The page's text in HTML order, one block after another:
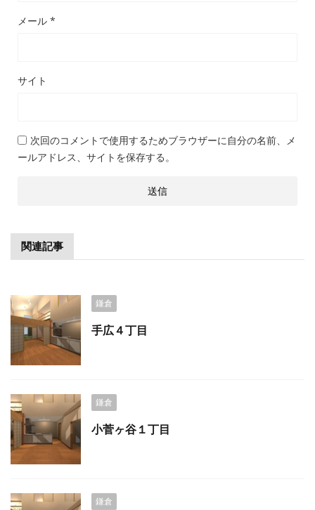
メール *
サイト
次回のコメントで使用するためブラウザーに自分の名前、メ
ールアドレス、サイトを保存する。
関連記事
鎌倉
手広４丁目
鎌倉
小菅ヶ谷１丁目
鎌倉